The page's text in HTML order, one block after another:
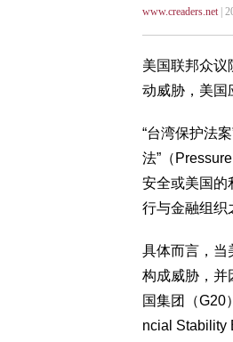
www.creaders.net|
美国联邦众议
动威胁，美国
“台湾保护法
法”（
安全或美国的
行与金融组织
具体而言，当
构成威胁，并
国集团（G20
ncial Stability